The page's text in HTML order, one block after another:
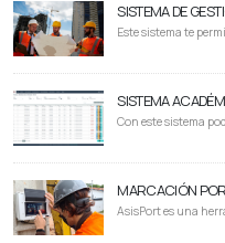
SISTEMA DE
Este sistema te
SISTEMA
Con este sistema
MARCACIÓN
AsisPort es una